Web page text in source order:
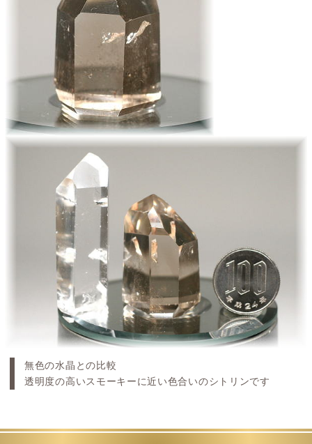
無色の水晶との比較
透明度の高いスモーキーに近い色合いのシトリンです